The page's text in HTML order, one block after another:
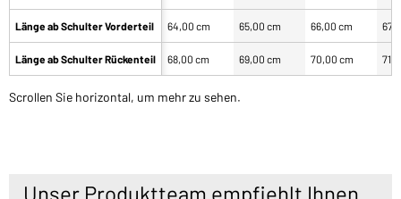
Länge ab Schulter Vorderteil
Länge ab Schulter Rückenteil
64,00 cm 65,00 cm 66,00 cm
68,00 cm 69,00 cm 70,00 cm
Scrollen Sie horizontal, um mehr zu sehen.
Unser Produktteam empfiehlt Ihnen